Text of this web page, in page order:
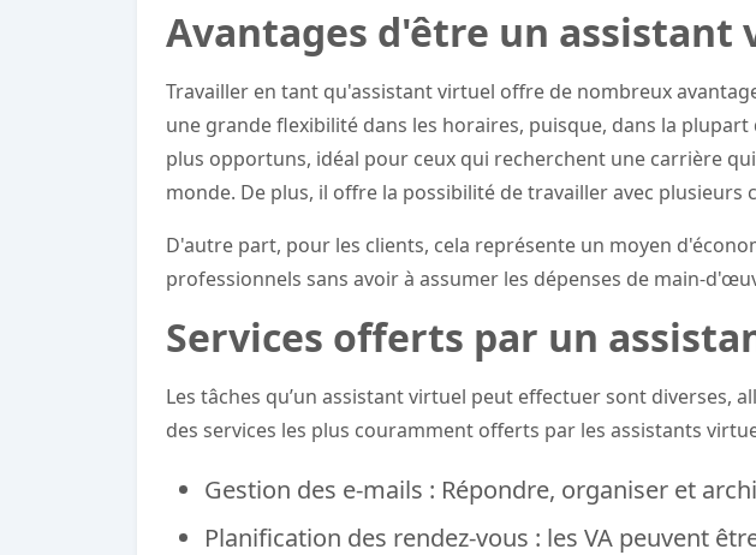
Avantages d'être un assistant
Travailler en tant qu'assistant virtuel offre de nombreux
une grande flexibilité dans les horaires, puisque, dans la
plus opportuns, idéal pour ceux qui recherchent une carrière
monde. De plus, il offre la possibilité de travailler avec plusieurs
D'autre part, pour les clients, cela représente un moyen
professionnels sans avoir à assumer les dépenses de main-
Services offerts par un
Les tâches qu’un assistant virtuel peut effectuer sont diverses,
des services les plus couramment offerts par les assistants
Gestion des e-mails : Répondre, organiser et
Planification des rendez-vous : les VA peuvent